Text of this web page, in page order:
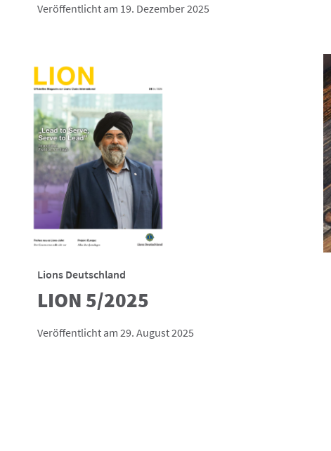
Veröffentlicht am 19. Dezember 2025
Lions Deutschland
LION 5/2025
Veröffentlicht am 29. August 2025